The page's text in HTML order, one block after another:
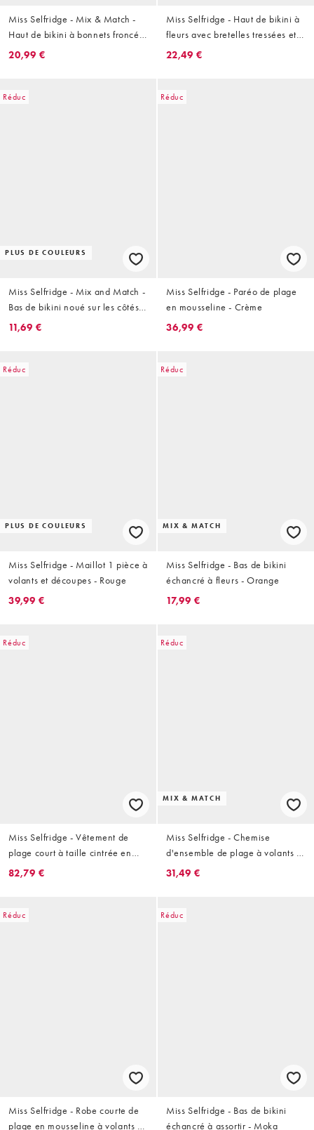
Miss Selfridge - Mix & Match -
Haut de bikini à bonnets froncés
- Prune
20,99 €
Miss Selfridge - Haut de bikini à
fleurs avec bretelles tressées et
nouées - Pastel
22,49 €
Réduc
PLUS DE COULEURS
Miss Selfridge - Mix and Match -
Bas de bikini noué sur les côtés -
Crème
11,69 €
Réduc
Miss Selfridge - Paréo de plage
en mousseline - Crème
36,99 €
Réduc
PLUS DE COULEURS
Miss Selfridge - Maillot 1 pièce à
volants et découpes - Rouge
39,99 €
Réduc
MIX & MATCH
Miss Selfridge - Bas de bikini
échancré à fleurs - Orange
17,99 €
Réduc
Miss Selfridge - Vêtement de
plage court à taille cintrée en
perles de qualité supérieure -
82,79 €
Réduc
MIX & MATCH
Miss Selfridge - Chemise
d'ensemble de plage à volants -
Blanc
31,49 €
Réduc
Miss Selfridge - Robe courte de
plage en mousseline à volants -
Réduc
Miss Selfridge - Bas de bikini
échancré à assortir - Moka